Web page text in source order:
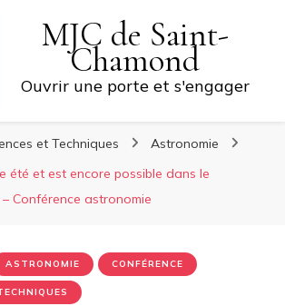
MJC de Saint-
Chamond
Ouvrir une porte et s'engager
et Techniques
Astronomie
été et est encore possible dans le
Conférence astronomie
ASTRONOMIE CONFÉRENCE